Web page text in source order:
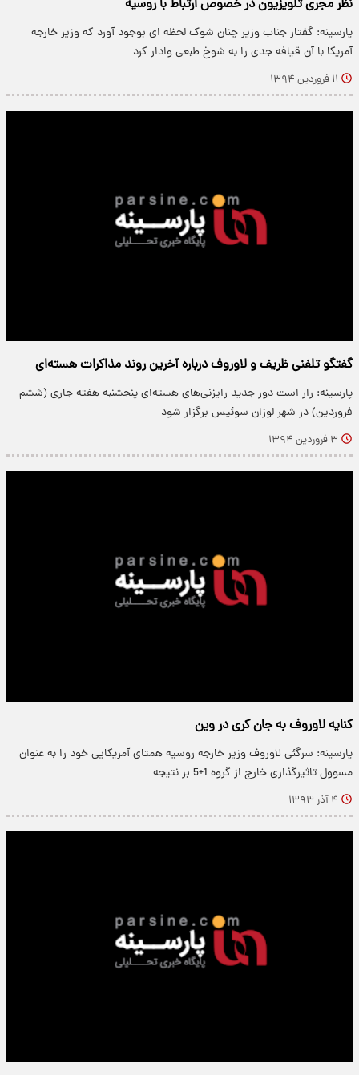
نظر مجری تلویزیون در خصوص ارتباط با روسیه
پارسینه: گفتار جناب وزیر چنان شوک لحظه ای بوجود آورد که وزیر خارجه
آمریکا با آن قیافه جدی را به شوخ طبعی وادار کرد…
۱۱ فروردین ۱۳۹۴
گفتگو تلفنی ظریف و لاوروف درباره آخرین روند مذاکرات هسته‌ای
پارسینه: رار است دور جدید رایزنی‌های هسته‌ای پنجشنبه هفته جاری (ششم
فروردین) در شهر لوزان سوئیس برگزار شود
۳ فروردین ۱۳۹۴
کنایه لاوروف به جان کری در وین
پارسینه: سرگئی لاوروف وزیر خارجه روسیه همتای آمریکایی خود را به عنوان
مسوول تاثیرگذاری خارج از گروه 1+5 بر نتیجه…
۴ آذر ۱۳۹۳